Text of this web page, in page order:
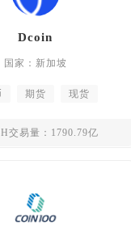
Dcoin
国家：新加坡
期货 现货
交易量：1790.79亿